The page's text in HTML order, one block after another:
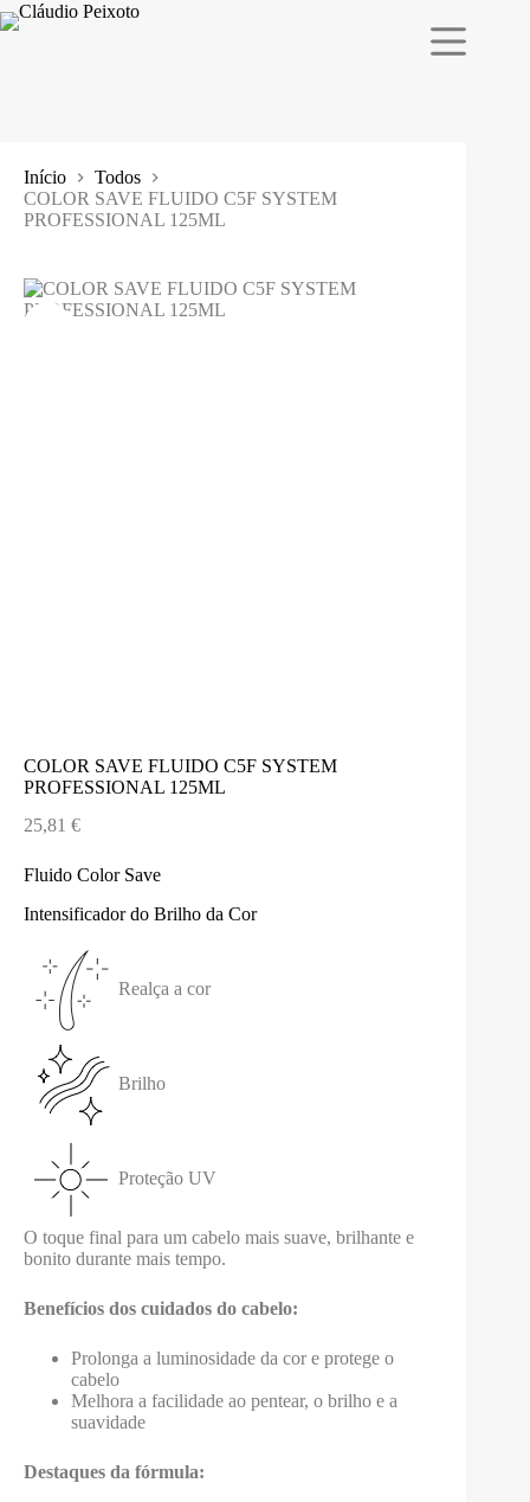
Pular
para
Início
Todos
COLOR SAVE FLUIDO C5F SYSTEM
PROFESSIONAL 125ML
COLOR SAVE FLUIDO C5F SYSTEM
PROFESSIONAL 125ML
25,81 €
Fluido Color Save
Intensificador do Brilho da Cor
Realça a cor
Brilho
Proteção UV
O toque final para um cabelo mais suave, brilhante e
bonito durante mais tempo.
Benefícios dos cuidados do cabelo:
Prolonga a luminosidade da cor e protege o
cabelo
Melhora a facilidade ao pentear, o brilho e a
suavidade
Destaques da fórmula: